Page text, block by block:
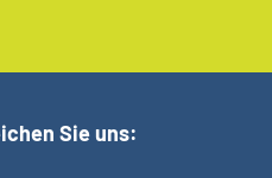
Sie uns: